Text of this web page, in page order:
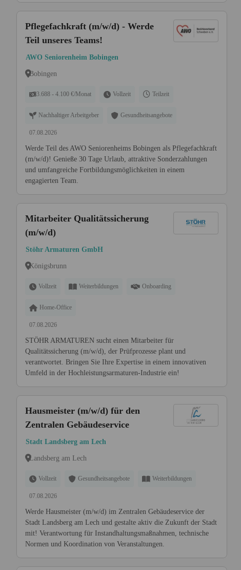
Pflegefachkraft (m/w/d) - Werde
Teil unseres Teams!
AWO Seniorenheim Bobingen
Bobingen
3.688 - 4.100 €/Monat Vollzeit Teilzeit
Nachhaltiger Arbeitgeber Gesundheitsangebote
07.08.2026
Werde Teil des AWO Seniorenheims Bobingen als Pflegefachkraft
(m/w/d)! Genieße 30 Tage Urlaub, attraktive Sonderzahlungen
und umfangreiche Fortbildungsmöglichkeiten in einem
engagierten Team.
Mitarbeiter Qualitätssicherung
(m/w/d)
Stöhr Armaturen GmbH
Königsbrunn
Vollzeit Weiterbildungen Onboarding
Home-Office
07.08.2026
STÖHR ARMATUREN sucht einen Mitarbeiter für
Qualitätssicherung (m/w/d), der Prüfprozesse plant und
verantwortet. Bringen Sie Ihre Expertise in einem innovativen
Umfeld in der Hochleistungsarmaturen-Industrie ein!
Hausmeister (m/w/d) für den
Zentralen Gebäudeservice
Stadt Landsberg am Lech
Landsberg am Lech
Vollzeit Gesundheitsangebote Weiterbildungen
07.08.2026
Werde Hausmeister (m/w/d) im Zentralen Gebäudeservice der
Stadt Landsberg am Lech und gestalte aktiv die Zukunft der Stadt
mit! Verantwortung für Instandhaltungsmaßnahmen, technische
Normen und Koordination von Veranstaltungen.